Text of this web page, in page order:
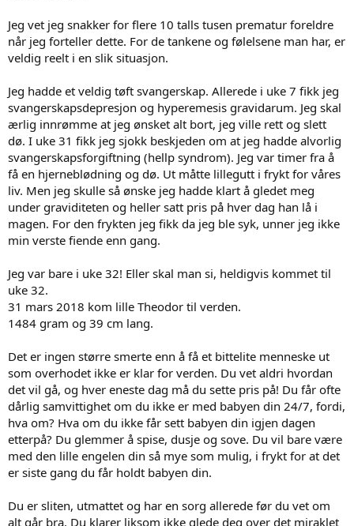
Jeg vet jeg snakker for flere 10 talls tusen prematur foreldre
når jeg forteller dette. For de tankene og følelsene man har, er
veldig reelt i en slik situasjon.
Jeg hadde et veldig tøft svangerskap. Allerede i uke 7 fikk jeg
svangerskapsdepresjon og hyperemesis gravidarum. Jeg skal
ærlig innrømme at jeg ønsket alt bort, jeg ville rett og slett
dø. I uke 31 fikk jeg sjokk beskjeden om at jeg hadde alvorlig
svangerskapsforgiftning (hellp syndrom). Jeg var timer fra å
få en hjerneblødning og dø. Ut måtte lillegutt i frykt for våres
liv. Men jeg skulle så ønske jeg hadde klart å gledet meg
under graviditeten og heller satt pris på hver dag han lå i
magen. For den frykten jeg fikk da jeg ble syk, unner jeg ikke
min verste fiende enn gang.
Jeg var bare i uke 32! Eller skal man si, heldigvis kommet til
uke 32.
31 mars 2018 kom lille Theodor til verden.
1484 gram og 39 cm lang.
Det er ingen større smerte enn å få et bittelite menneske ut
som overhodet ikke er klar for verden. Du vet aldri hvordan
det vil gå, og hver eneste dag må du sette pris på! Du får ofte
dårlig samvittighet om du ikke er med babyen din 24/7, fordi,
hva om? Hva om du ikke får sett babyen din igjen dagen
etterpå? Du glemmer å spise, dusje og sove. Du vil bare være
med den lille engelen din så mye som mulig, i frykt for at det
er siste gang du får holdt babyen din.
Du er sliten, utmattet og har en sorg allerede før du vet om
alt går bra. Du klarer liksom ikke glede deg over det miraklet